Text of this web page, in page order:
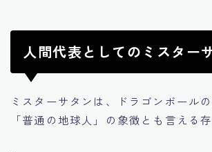
人間代表としてのミスター
ミスターサタンは、ドラゴンボール
「普通の地球人」の象徴とも言える存